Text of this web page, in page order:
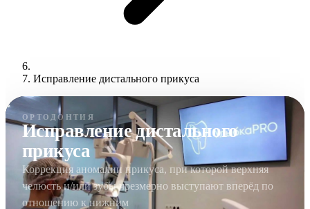
Исправление дистального прикуса
ОРТОДОНТИЯ
Исправление дистального
прикуса
Коррекция аномалии прикуса, при которой верхняя
челюсть и/или зубы чрезмерно выступают вперёд по
отношению к нижним